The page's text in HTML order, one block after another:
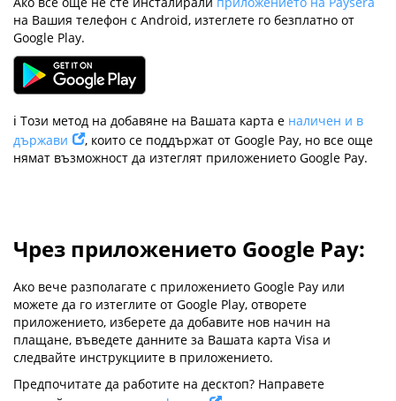
на Вашия телефон с Android, изтеглете го безплатно от
Google Play.
ℹ️ Този метод на добавяне на Вашата карта е наличен и в
държави
, които се поддържат от Google Pay, но все още
нямат възможност да изтеглят приложението Google Pay.
Чрез приложението Google Pay:
Ако вече разполагате с приложението Google Pay или
можете да го изтеглите от Google Play, отворете
приложението, изберете да добавите нов начин на
плащане, въведете данните за Вашата карта Visa и
следвайте инструкциите в приложението.
Предпочитате да работите на десктоп? Направете